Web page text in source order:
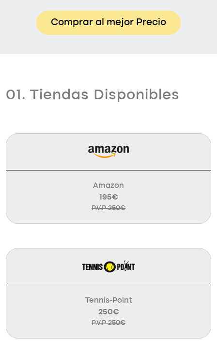
Comprar al mejor Precio
01. Tiendas Disponibles
Amazon
195€
P.V.P 250€
Tennis-Point
250€
P.V.P 250€